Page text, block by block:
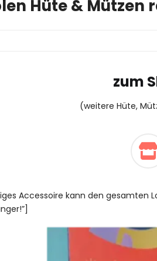
Hüte &
zum
(weitere Hüte,
Accessoire kann den gesamten